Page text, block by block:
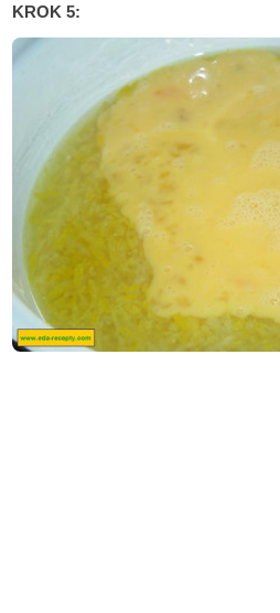
KROK 5: